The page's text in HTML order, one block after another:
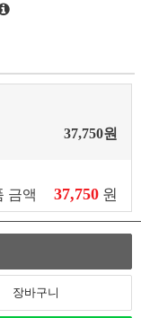
37,750원
금액 37,750 원
장바구니